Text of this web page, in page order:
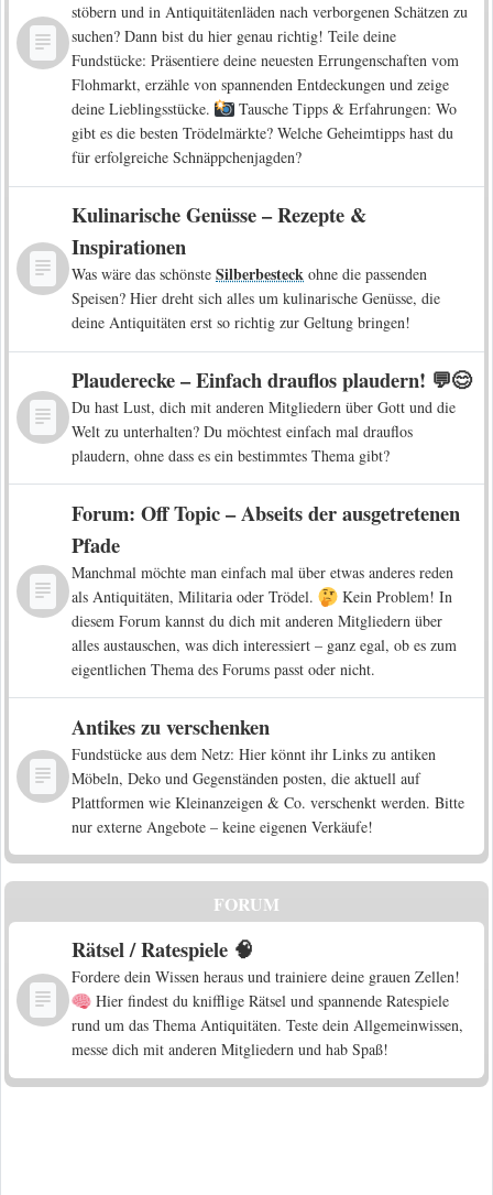
stöbern und in Antiquitätenläden nach verborgenen Schätzen zu
suchen? Dann bist du hier genau richtig! Teile deine
Fundstücke: Präsentiere deine neuesten Errungenschaften vom
Flohmarkt, erzähle von spannenden Entdeckungen und zeige
deine Lieblingsstücke.
Tausche Tipps & Erfahrungen: Wo
gibt es die besten Trödelmärkte? Welche Geheimtipps hast du
für erfolgreiche Schnäppchenjagden?
Kulinarische Genüsse – Rezepte &
Inspirationen
Was wäre das schönsteSilberbesteck ohne die passenden
Speisen? Hier dreht sich alles um kulinarische Genüsse, die
deine Antiquitäten erst so richtig zur Geltung bringen!
Plauderecke – Einfach drauflos plaudern! 💬😊
Du hast Lust, dich mit anderen Mitgliedern über Gott und die
Welt zu unterhalten? Du möchtest einfach mal drauflos
plaudern, ohne dass es ein bestimmtes Thema gibt?
Forum: Off Topic – Abseits der ausgetretenen
Pfade
Manchmal möchte man einfach mal über etwas anderes reden
als Antiquitäten, Militaria oder Trödel.
Kein Problem! In
diesem Forum kannst du dich mit anderen Mitgliedern über
alles austauschen, was dich interessiert – ganz egal, ob es zum
eigentlichen Thema des Forums passt oder nicht.
Antikes zu verschenken
Fundstücke aus dem Netz: Hier könnt ihr Links zu antiken
Möbeln, Deko und Gegenständen posten, die aktuell auf
Plattformen wie Kleinanzeigen & Co. verschenkt werden. Bitte
nur externe Angebote – keine eigenen Verkäufe!
FORUM
Rätsel / Ratespiele 🧠
Fordere dein Wissen heraus und trainiere deine grauen Zellen!
Hier findest du knifflige Rätsel und spannende Ratespiele
rund um das Thema Antiquitäten. Teste dein Allgemeinwissen,
messe dich mit anderen Mitgliedern und hab Spaß!